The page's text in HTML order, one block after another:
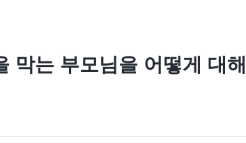
막는 부모님을 어떻게 대